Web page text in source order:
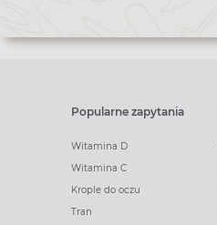
Popularne zapytania
Witamina D
Witamina C
Krople do oczu
Tran